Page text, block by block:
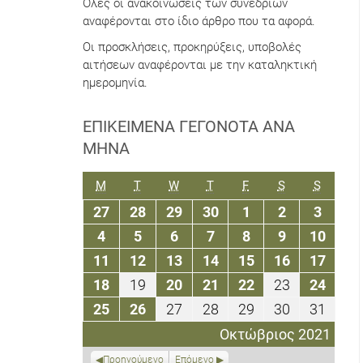
Όλες οι ανακοινώσεις των συνεδρίων
αναφέρονται στο ίδιο άρθρο που τα αφορά.
Οι προσκλήσεις, προκηρύξεις, υποβολές
αιτήσεων αναφέρονται με την καταληκτική
ημερομηνία.
ΕΠΙΚΕΊΜΕΝΑ ΓΕΓΟΝΌΤΑ ΑΝΆ
ΜΉΝΑ
Οκτώβριος 2021
M ΔΕΥΤΈΡΑ
TΤΡΊΤΗWΤΕΤΆΡΤΗ
TΠΈΜΠΤΗ
FΠΑΡΑΣΚΕΥΉ
SΣΆΒΒΑΤΟ
SΚΥΡΙΑΚΉ
2727
Σεπτεμβρίου
2021
2828
Σεπτεμβρίου
2021
2929
Σεπτεμβρίου
2021
3030
Σεπτεμβρίου
2021
1
Οκτωβρίου
2021
22
Οκτωβρίου
2021
33
2021
44
Οκτωβρίου
2021
55
Οκτωβρίου
2021
66
Οκτωβρίου
2021
77
Οκτωβρίου
2021
88
Οκτωβρίου
2021
99
Οκτωβρίου
2021
1010
2021
11
Οκτωβρίου
2021
1212
Οκτωβρίου
2021
1313
Οκτωβρίου
2021
1414
Οκτωβρίου
2021
1515
Οκτωβρίου
2021
1616
Οκτωβρίου
2021
1717
2021
1818
Οκτωβρίου
2021
19
Οκτωβρίου
2021
2020
Οκτωβρίου
2021
21
Οκτωβρίου
2021
2222
Οκτωβρίου
2021
2323
Οκτωβρίου
2021
2424
2021
2525
Οκτωβρίου
2626
Οκτωβρίου
27
Οκτωβρίου
2828
Οκτωβρίου
2021
2929
Οκτωβρίου
2021
3030
Οκτωβρίου
2021
31
2021
Προηγούμενο Επόμενο